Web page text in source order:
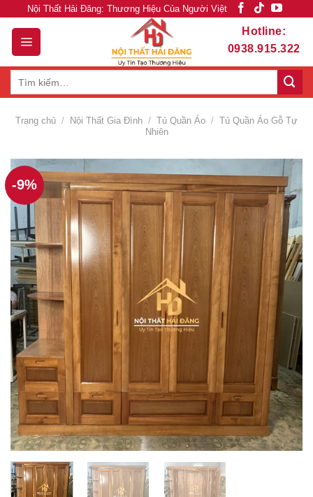
content
Nội Thất Hải Đăng: Thương Hiệu Của Người Việt
Hotline:
0938.915.322
Trang chủ / Nội Thất Gia Đình / Tủ Quần Áo / Tủ Quần Áo Gỗ Tự
Nhiên
-9%